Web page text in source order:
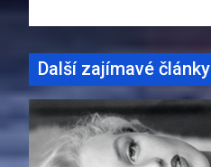
příspěvek
Další zajímavé články